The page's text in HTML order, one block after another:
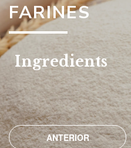
FARINES
Ingredients
ANTERIOR